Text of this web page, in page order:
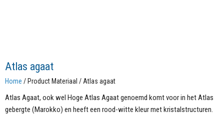
Atlas agaat
Home / Product Materiaal / Atlas agaat
Atlas Agaat, ook wel Hoge Atlas Agaat genoemd komt voor in het Atlas
gebergte (Marokko) en heeft een rood-witte kleur met kristalstructuren.